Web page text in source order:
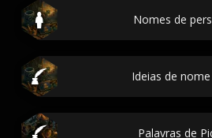
Nomes de
Ideias de
Palavras de